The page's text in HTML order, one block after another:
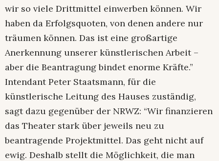
wir so viele Drittmittel einwerben können. Wir
haben da Erfolgsquoten, von denen andere nur
träumen können. Das ist eine großartige
Anerkennung unserer künstlerischen Arbeit –
aber die Beantragung bindet enorme Kräfte.”
Intendant Peter Staatsmann, für die
künstlerische Leitung des Hauses zuständig,
sagt dazu gegenüber der NRWZ: “Wir finanzieren
das Theater stark über jeweils neu zu
beantragende Projektmittel. Das geht nicht auf
ewig. Deshalb stellt die Möglichkeit, die man